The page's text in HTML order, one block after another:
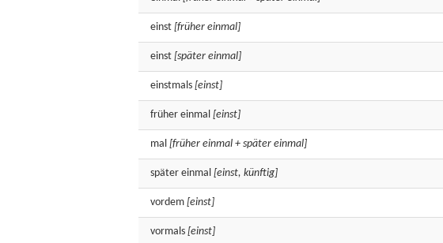
einst [früher einmal]
einst [später einmal]
einstmals [einst]
früher einmal [einst]
mal [früher einmal + später einmal]
später einmal [einst, künftig]
vordem [einst]
vormals [einst]